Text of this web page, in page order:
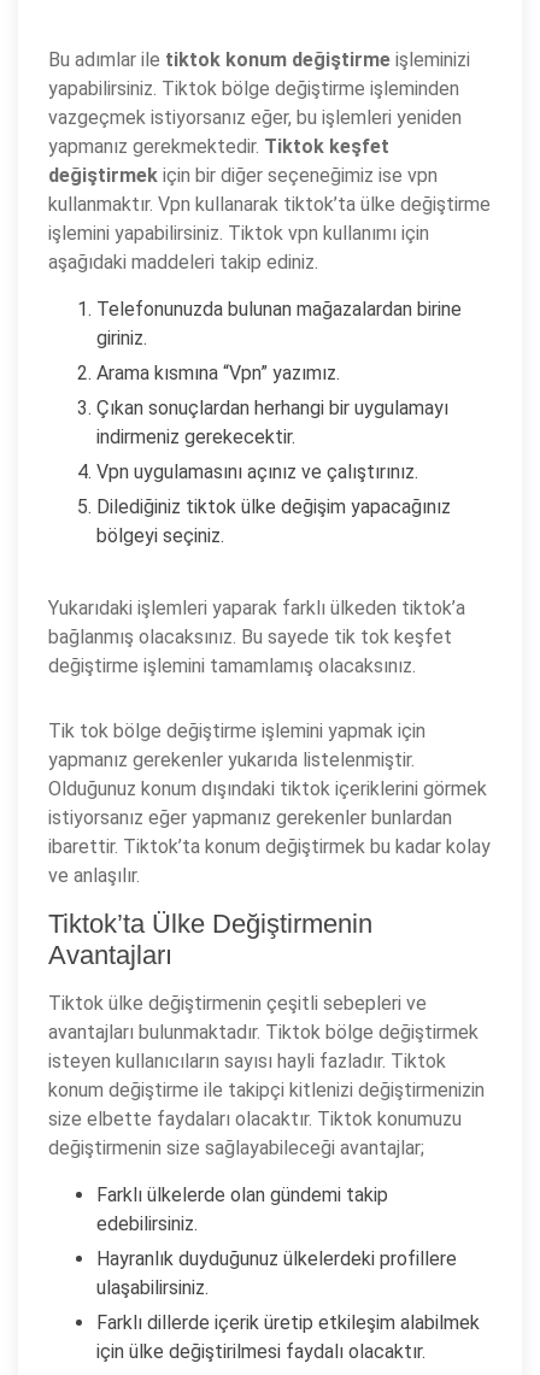
Bu adımlar ile tiktok konum değiştirme işleminizi
yapabilirsiniz. Tiktok bölge değiştirme işleminden
vazgeçmek istiyorsanız eğer, bu işlemleri yeniden
yapmanız gerekmektedir. Tiktok keşfet
değiştirmek için bir diğer seçeneğimiz ise vpn
kullanmaktır. Vpn kullanarak tiktok’ta ülke değiştirme
işlemini yapabilirsiniz. Tiktok vpn kullanımı için
aşağıdaki maddeleri takip ediniz.
Telefonunuzda bulunan mağazalardan birine
giriniz.
Arama kısmına “Vpn” yazımız.
Çıkan sonuçlardan herhangi bir uygulamayı
indirmeniz gerekecektir.
Vpn uygulamasını açınız ve çalıştırınız.
Dilediğiniz tiktok ülke değişim yapacağınız
bölgeyi seçiniz.
Yukarıdaki işlemleri yaparak farklı ülkeden tiktok’a
bağlanmış olacaksınız. Bu sayede tik tok keşfet
değiştirme işlemini tamamlamış olacaksınız.
Tik tok bölge değiştirme işlemini yapmak için
yapmanız gerekenler yukarıda listelenmiştir.
Olduğunuz konum dışındaki tiktok içeriklerini görmek
istiyorsanız eğer yapmanız gerekenler bunlardan
ibarettir. Tiktok’ta konum değiştirmek bu kadar kolay
ve anlaşılır.
Tiktok’ta Ülke Değiştirmenin
Avantajları
Tiktok ülke değiştirmenin çeşitli sebepleri ve
avantajları bulunmaktadır. Tiktok bölge değiştirmek
isteyen kullanıcıların sayısı hayli fazladır. Tiktok
konum değiştirme ile takipçi kitlenizi değiştirmenizin
size elbette faydaları olacaktır. Tiktok konumuzu
değiştirmenin size sağlayabileceği avantajlar;
Farklı ülkelerde olan gündemi takip
edebilirsiniz.
Hayranlık duyduğunuz ülkelerdeki profillere
ulaşabilirsiniz.
Farklı dillerde içerik üretip etkileşim alabilmek
için ülke değiştirilmesi faydalı olacaktır.